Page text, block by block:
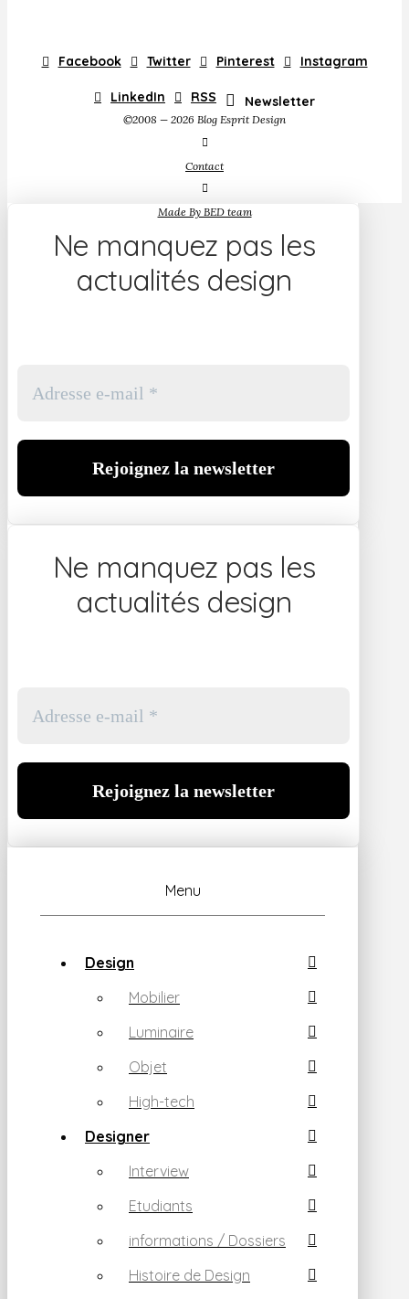
Facebook Twitter Pinterest Instagram
LinkedIn RSS Newsletter
©2008 — 2026 Blog Esprit Design
Contact
Made By BED team
Ne manquez pas les
actualités design
Ne manquez pas les
actualités design
Menu
Design
Mobilier
Luminaire
Objet
High-tech
Designer
Interview
Etudiants
informations / Dossiers
Histoire de Design